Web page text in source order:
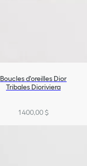
Boucles d'oreilles Dior
Tribales Dioriviera
1 400,00 $